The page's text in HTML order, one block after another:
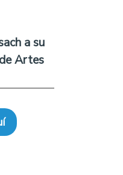
a su
Artes